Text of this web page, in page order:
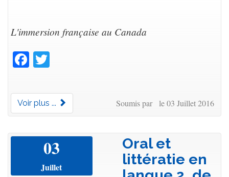
L'immersion française au Canada
Facebook
Voir plus ... Soumis par le 03 Juillet 2016
03
Juillet
Oral et
littératie en